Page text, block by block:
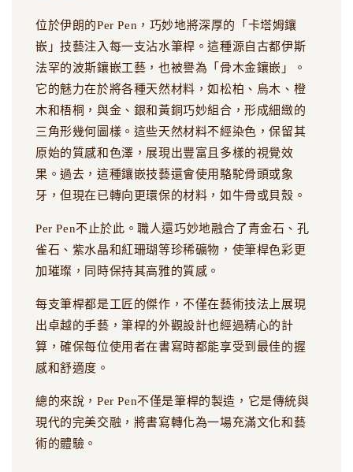
位於伊朗的Per Pen，巧妙地將深厚的「卡塔姆鑲
嵌」技藝注入每一支沾水筆桿。這種源自古都伊斯
法罕的波斯鑲嵌工藝，也被譽為「骨木金鑲嵌」。
它的魅力在於將各種天然材料，如松柏、烏木、橙
木和梧桐，與金、銀和黃銅巧妙組合，形成細緻的
三角形幾何圖樣。這些天然材料不經染色，保留其
原始的質感和色澤，展現出豐富且多樣的視覺效
果。過去，這種鑲嵌技藝還會使用駱駝骨頭或象
牙，但現在已轉向更環保的材料，如牛骨或貝殼。
Per Pen不止於此。職人還巧妙地融合了青金石、孔
雀石、紫水晶和紅珊瑚等珍稀礦物，使筆桿色彩更
加璀璨，同時保持其高雅的質感。
每支筆桿都是工匠的傑作，不僅在藝術技法上展現
出卓越的手藝，筆桿的外觀設計也經過精心的計
算，確保每位使用者在書寫時都能享受到最佳的握
感和舒適度。
總的來說，Per Pen不僅是筆桿的製造，它是傳統與
現代的完美交融，將書寫轉化為一場充滿文化和藝
術的體驗。